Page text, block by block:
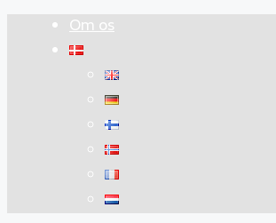
Om os